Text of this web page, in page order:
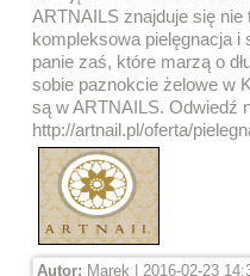
ARTNAILS znajduje się
kompleksowa pielęgnacja i
panie zaś, które marzą o
sobie paznokcie żelowe w
są w ARTNAILS. Odwiedź
http://artnail.pl/oferta/
Autor: Marek | 2016-02-23